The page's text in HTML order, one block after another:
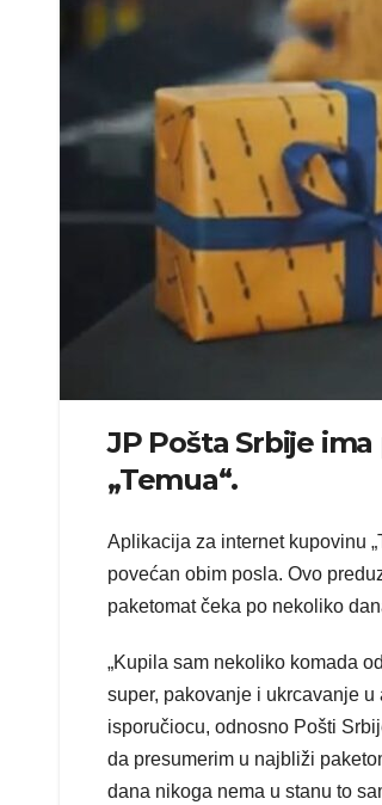
JP Pošta Srbije
„Temua“.
Aplikacija za internet kupovinu
povećan obim posla. Ovo
paketomat čeka po nekoliko
„Kupila sam nekoliko komada
super, pakovanje i ukrcavanje
isporučiocu, odnosno Pošti
da presumerim u najbliži
dana nikoga nema u stanu to